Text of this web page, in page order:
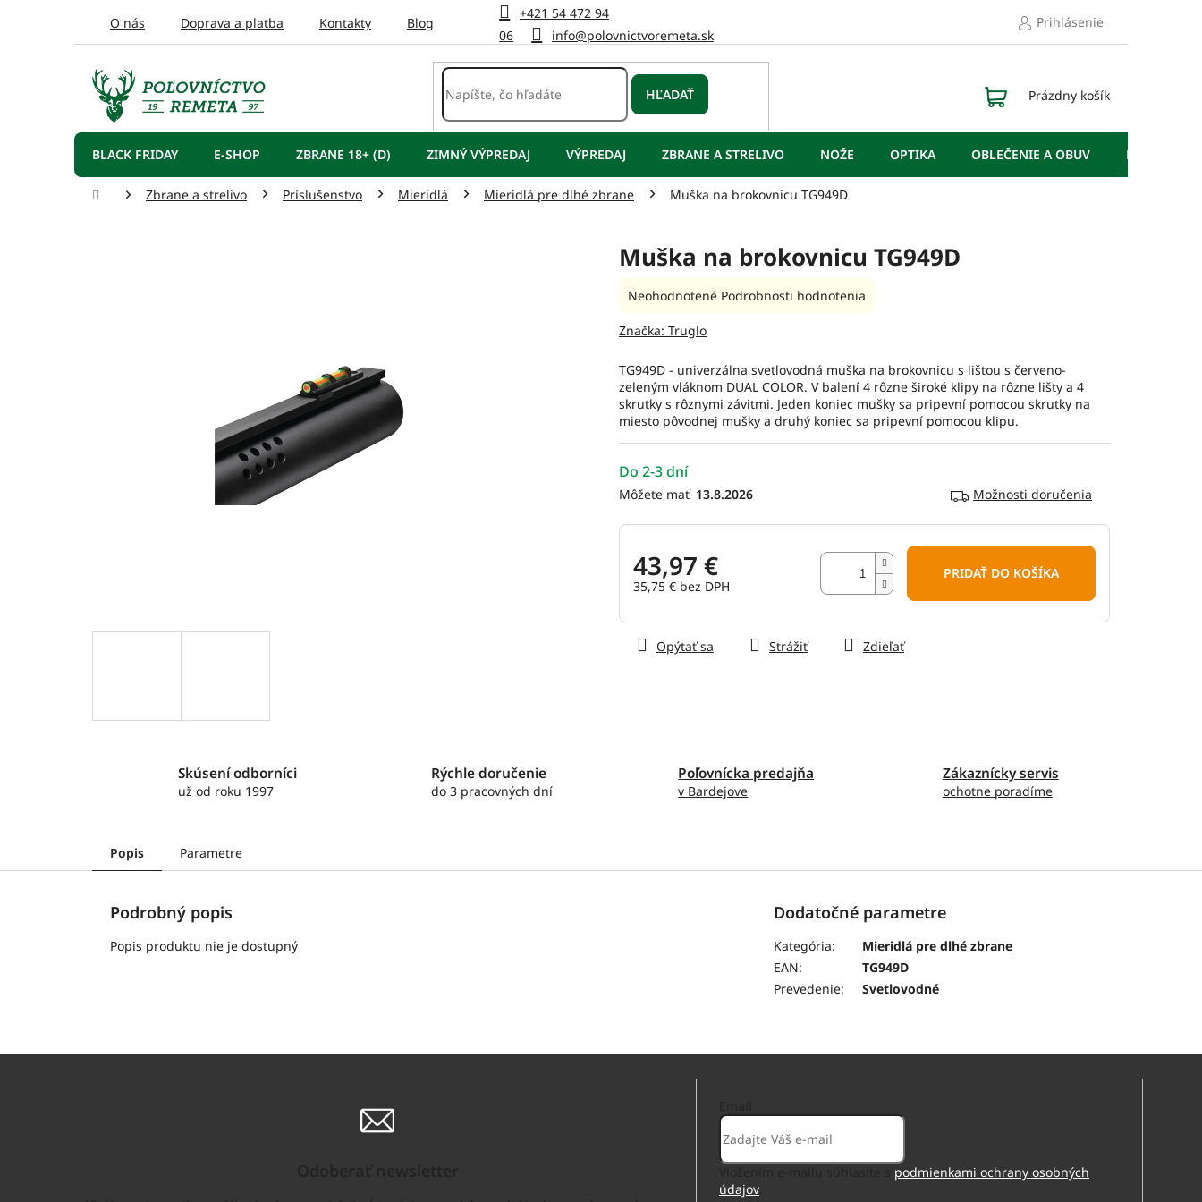
+421 54 472 94
06
info@polovnictvoremeta.sk
O nás Doprava a platba Kontakty Blog Prihlásenie
HĽADAŤ
NÁKUPNÝ
Prázdny košík
BLACK FRIDAY E-SHOP ZBRANE 18+ (D) ZIMNÝ VÝPREDAJ VÝPREDAJ ZBRANE A STRELIVO NOŽE OPTIKA OBLEČENIE A OBUV DOPLNKY
DomovZbrane a strelivo Príslušenstvo Mieridlá Mieridlá pre dlhé zbrane Muška na brokovnicu TG949D
Muška na brokovnicu TG949D
Do 2-3 dní
13.8.2026 Možnosti doručenia
43,97 €
35,75 € bez DPH
cena:
PRIDAŤ DO KOŠÍKA
TG949D - univerzálna svetlovodná muška na brokovnicu s lištou s červeno-
zeleným vláknom DUAL COLOR. V balení 4 rôzne široké klipy na rôzne lišty a 4
skrutky s rôznymi závitmi. Jeden koniec mušky sa pripevní pomocou skrutky na
miesto pôvodnej mušky a druhý koniec sa pripevní pomocou klipu.
Opýtať sa Strážiť Zdieľať
Priemerné
produktu
0,0
z
5
hviezdičiek.
Neohodnotené Podrobnosti hodnotenia
Značka: Truglo
Skúsení odborníci
už od roku 1997
Rýchle doručenie
do 3 pracovných dní
Poľovnícka predajňa
v Bardejove
Zákaznícky servis
ochotne poradíme
Popis Parametre
Podrobný popis
Popis produktu nie je dostupný
Dodatočné parametre
Kategória:
Mieridlá pre dlhé zbrane
EAN:
TG949D
Prevedenie: Svetlovodné
podmienkami ochrany osobných
údajov